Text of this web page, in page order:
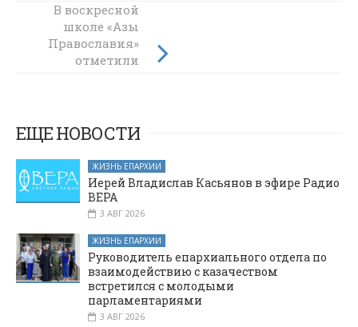
В Боковской
напутствовали
выпускников
перед
В воскресной
школе «Азы
Православия»
отметили
ЕЩЕ НОВОСТИ
ЖИЗНЬ ЕПАРХИИ
Иерей Владислав Касьянов в эфире Радио
ВЕРА
3 АВГ 2026
ЖИЗНЬ ЕПАРХИИ
Руководитель епархиального отдела по
взаимодействию с казачеством
встретился с молодыми
парламентариями
3 АВГ 2026